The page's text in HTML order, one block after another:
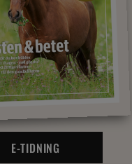
E-TIDNING